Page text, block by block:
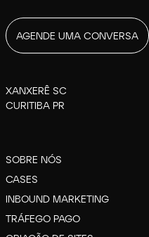
AGENDE UMA CONVERSA
XANXERÊ SC
CURITIBA PR
SOBRE NÓS
CASES
INBOUND MARKETING
TRÁFEGO PAGO